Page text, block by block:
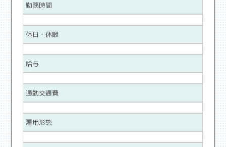
勤務時間
休日・休暇
給与
通勤交通費
雇用形態